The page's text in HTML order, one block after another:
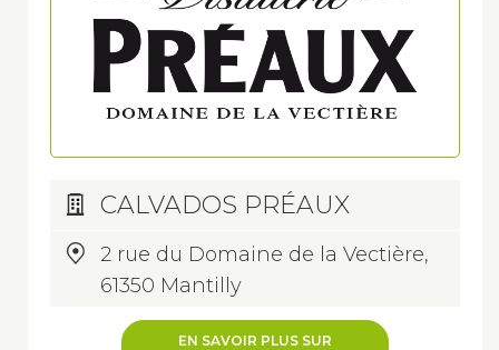
CALVADOS PRÉAUX
2 rue du Domaine de la Vectière,
61350 Mantilly
EN SAVOIR PLUS SUR